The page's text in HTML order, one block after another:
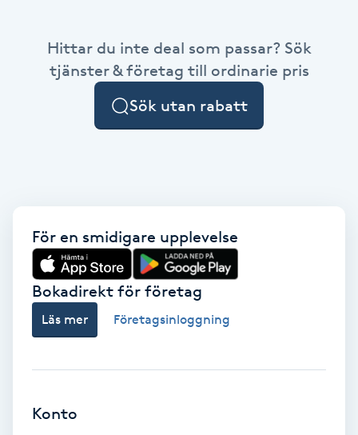
Brynformning
Celluliter
Coachning
Color correction
Hittar du inte deal som passar? Sök
tjänster & företag till ordinarie pris
Sök utan rabatt
För en smidigare upplevelse
Bokadirekt för företag
Läs mer Företagsinloggning
Konto